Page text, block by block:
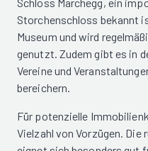
Storchenschloss bekannt
Museum und wird
genutzt. Zudem gibt es in
Vereine und
bereichern.
Für potenzielle
Vielzahl von Vorzügen. Die